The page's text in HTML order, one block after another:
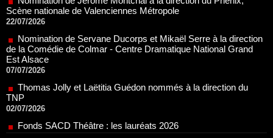
Nomination de Servane Ducorps et Mikaël Serre à la direction
de la Comédie de Colmar - Centre Dramatique National Grand
07/07/2026
Thomas Jolly et Laëtitia Guédon nommés à la direction du
TNP
02/07/2026
Fonds SACD Théâtre : les lauréats 2026
23/06/2026
Dispositif ARTCENA Écrire pour le cirque, les lauréats 2026 !